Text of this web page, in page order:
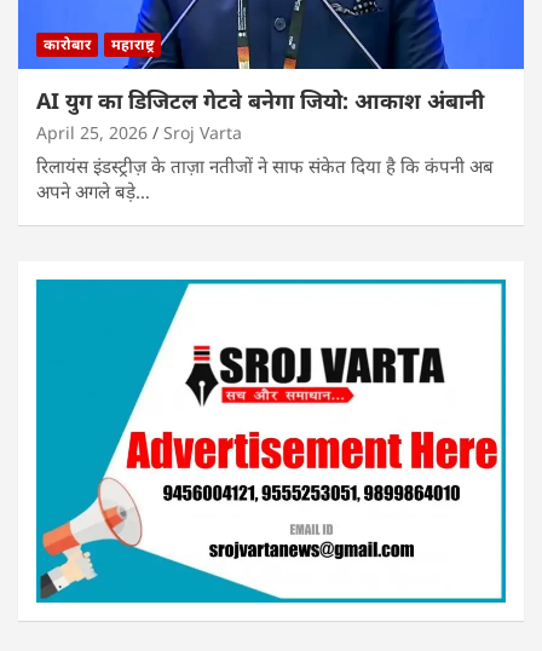
कारोबार महाराष्ट्र
AI युग का डिजिटल गेटवे बनेगा जियो: आकाश अंबानी
April 25, 2026 Sroj Varta
रिलायंस इंडस्ट्रीज़ के ताज़ा नतीजों ने साफ संकेत दिया है कि कंपनी अब
अपने अगले बड़े…